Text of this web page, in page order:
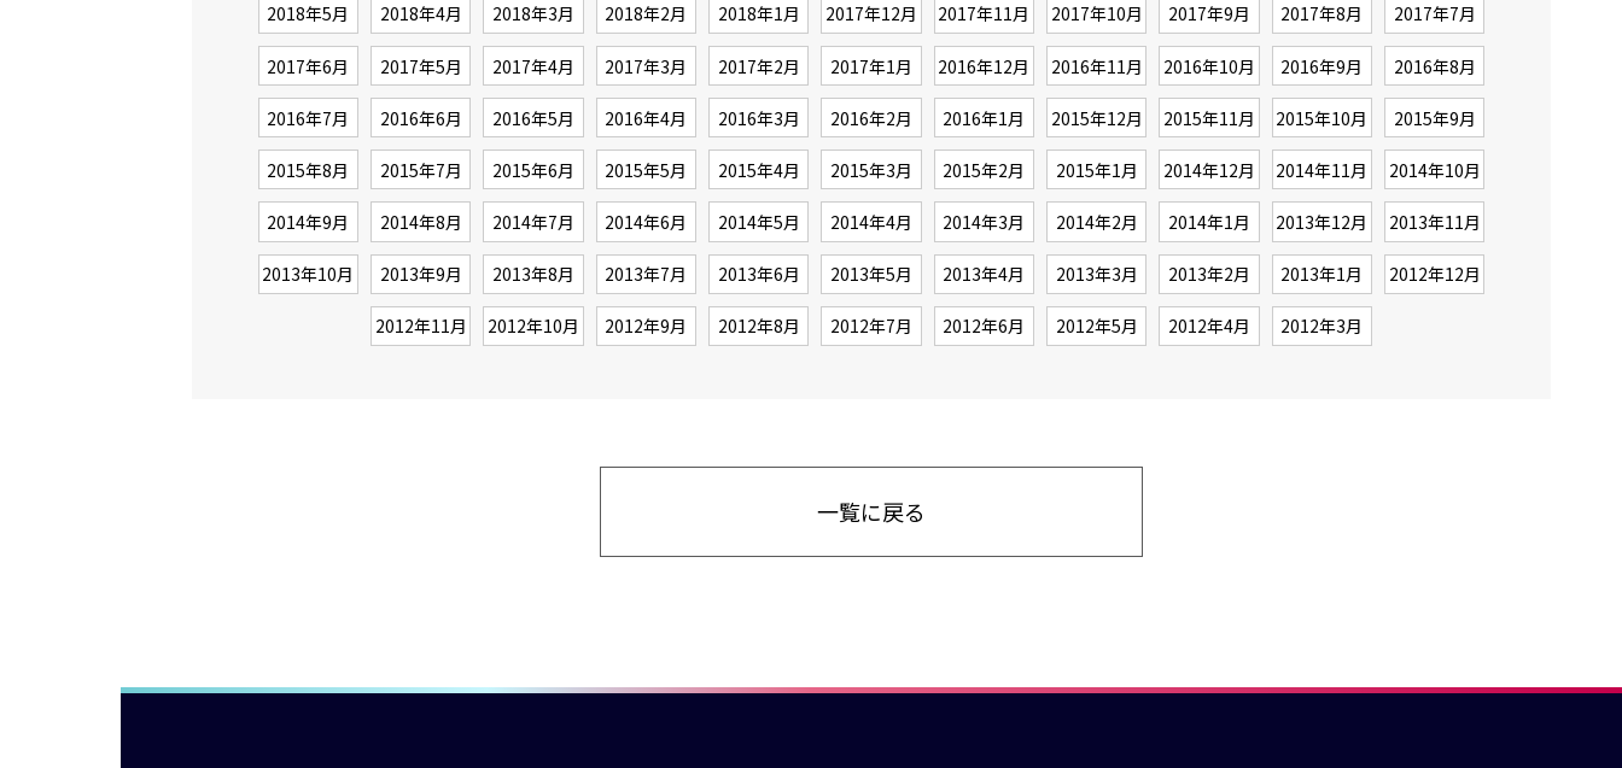
2018年5月 2018年4月 2018年3月 2018年2月 2018年1月 2017年12月 2017年11月 2017年10月 2017年9月 2017年8月 2017年7月
2017年6月 2017年5月 2017年4月 2017年3月 2017年2月 2017年1月 2016年12月 2016年11月 2016年10月 2016年9月 2016年8月
2016年7月 2016年6月 2016年5月 2016年4月 2016年3月 2016年2月 2016年1月 2015年12月 2015年11月 2015年10月 2015年9月
2015年8月 2015年7月 2015年6月 2015年5月 2015年4月 2015年3月 2015年2月 2015年1月 2014年12月 2014年11月 2014年10月
2014年9月 2014年8月 2014年7月 2014年6月 2014年5月 2014年4月 2014年3月 2014年2月 2014年1月 2013年12月 2013年11月
2013年10月 2013年9月 2013年8月 2013年7月 2013年6月 2013年5月 2013年4月 2013年3月 2013年2月 2013年1月 2012年12月
2012年11月 2012年10月 2012年9月 2012年8月 2012年7月 2012年6月 2012年5月 2012年4月 2012年3月
一覧に戻る